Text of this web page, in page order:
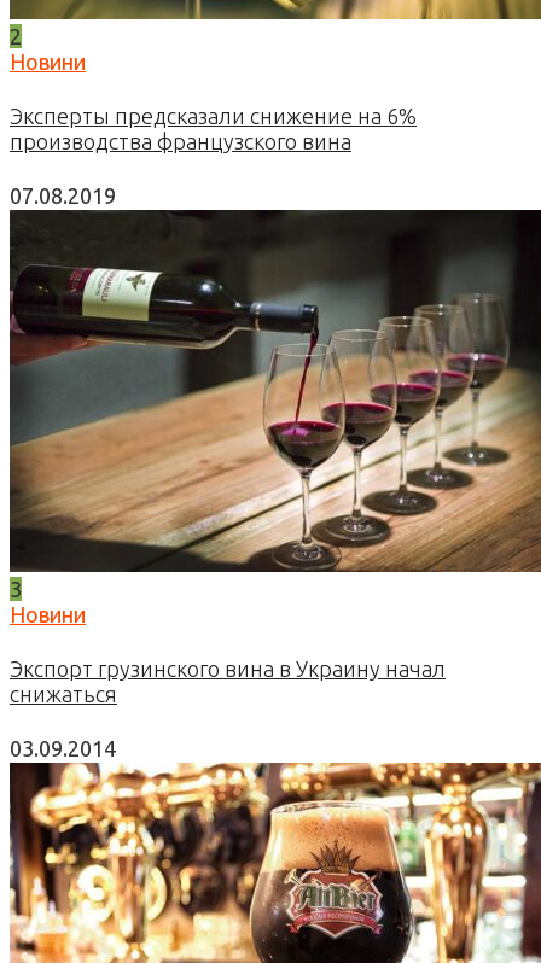
2
Новини
Эксперты предсказали снижение на 6%
производства французского вина
07.08.2019
3
Новини
Экспорт грузинского вина в Украину начал
снижаться
03.09.2014